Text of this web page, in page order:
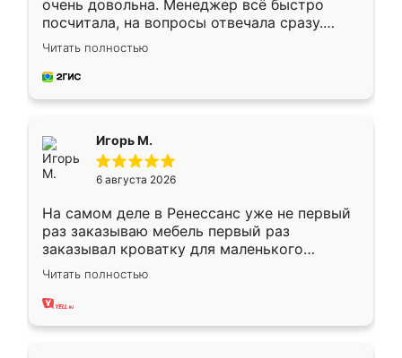
очень довольна. Менеджер всё быстро
посчитала, на вопросы отвечала сразу.
Замерщик приехал в субботу, подошёл к
делу со всей ответственностью. Собрали
за день, ребята работали аккуратно, даже
Читать полностью
Игорь М.
6 августа 2026
На самом деле в Ренессанс уже не первый
раз заказываю мебель первый раз
заказывал кроватку для маленького
ребёнка при его рождении ,во второй раз
заказал шкаф-купе. По качеству очень
хорошее сборка достаточно быстрая,
Читать полностью